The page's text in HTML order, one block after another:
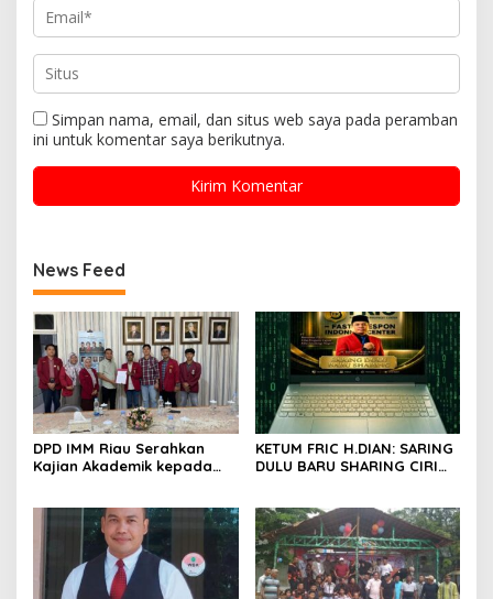
Simpan nama, email, dan situs web saya pada peramban
ini untuk komentar saya berikutnya.
News Feed
DPD IMM Riau Serahkan
Kajian Akademik kepada
KETUM FRIC H.DIAN: SARING
DULU BARU SHARING CIRI